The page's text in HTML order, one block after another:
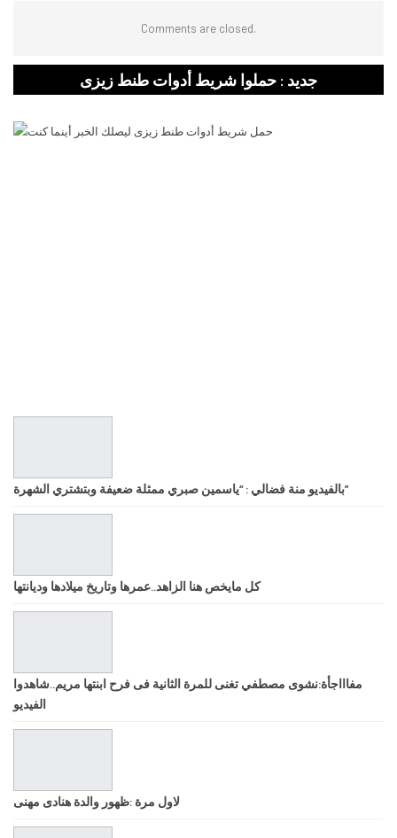
Comments are closed.
جديد : حملوا شريط أدوات طنط زيزى
بالفيديو منة فضالي : “ياسمين صبري ممثلة ضعيفة وبتشتري الشهرة”
كل مايخص هنا الزاهد..عمرها وتاريخ ميلادها وديانتها
مفاااجأة:نشوى مصطفي تغنى للمرة الثانية فى فرح ابنتها مريم..شاهدوا
الفيديو
لاول مرة :ظهور والدة هنادى مهنى